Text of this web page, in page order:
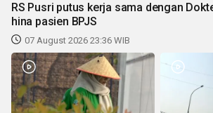
RS Pusri putus kerja sama dengan
hina pasien BPJS
07 August 2026 23:36 WIB